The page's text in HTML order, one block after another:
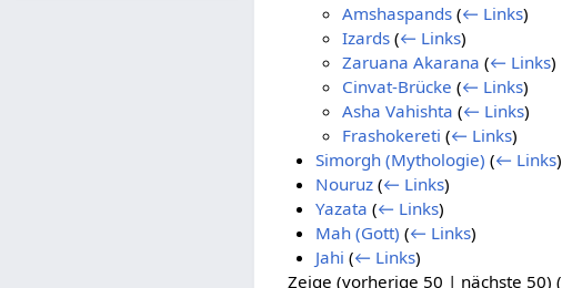
Amshaspands (← Links)
Izards (← Links)
Zaruana Akarana (← Links)
Cinvat-Brücke (← Links)
Asha Vahishta (← Links)
Frashokereti (← Links)
Simorgh (Mythologie) (← Links)
Nouruz (← Links)
Yazata (← Links)
Mah (Gott) (← Links)
Jahi (← Links)
Zeige (vorherige 50 | nächste 50) (